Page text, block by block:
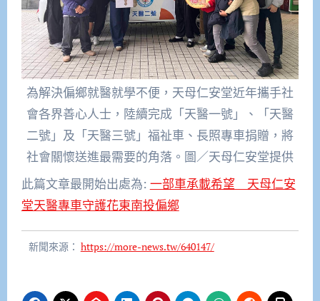
為解決偏鄉就醫就學不便，天母仁安堂近年攜手社
會各界善心人士，陸續完成「天醫一號」、「天醫
二號」及「天醫三號」福祉車、長照專車捐贈，將
社會關懷送進最需要的角落。圖／天母仁安堂提供
此篇文章最開始出處為: 一部車承載希望 天母仁安
堂天醫專車守護花東南投偏鄉
新聞來源： https://more-news.tw/640147/